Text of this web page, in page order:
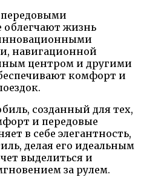
передовыми
облегчают жизнь
навигационной
центром и другими
комфорт и
созданный для тех,
и передовые
в себе элегантность,
делая его идеальным
выделиться и
за рулем.